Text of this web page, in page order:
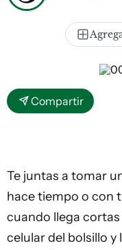
Compartir
Te juntas a tomar
hace tiempo o con
cuando llega
celular del bolsillo